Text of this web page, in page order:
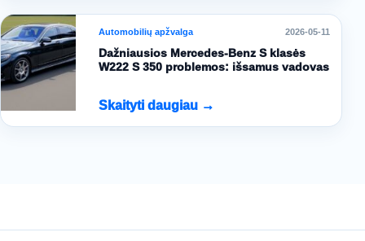
Automobilių apžvalga 2026-05-11
Dažniausios Mercedes-Benz S klasės
W222 S 350 problemos: išsamus vadovas
Skaityti daugiau →